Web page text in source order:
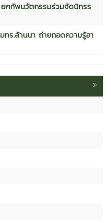
ยกทัพนวัตกรรมร่วมจัดนิทรร
ทร.ล้านนา ถ่ายทอดความรู้อา